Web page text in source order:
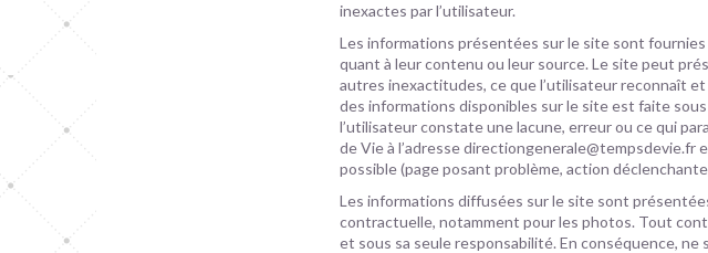
inexactes par l’utilisateur.
Les informations présentées sur le site sont
quant à leur contenu ou leur source. Le site peut
autres inexactitudes, ce que l’utilisateur reconnaît
des informations disponibles sur le site est faite
l’utilisateur constate une lacune, erreur ou ce qui
de Vie à l’adresse directiongenerale@tempsdevie.fr
possible (page posant problème, action
Les informations diffusées sur le site sont
contractuelle, notamment pour les photos. Tout
et sous sa seule responsabilité. En conséquence,